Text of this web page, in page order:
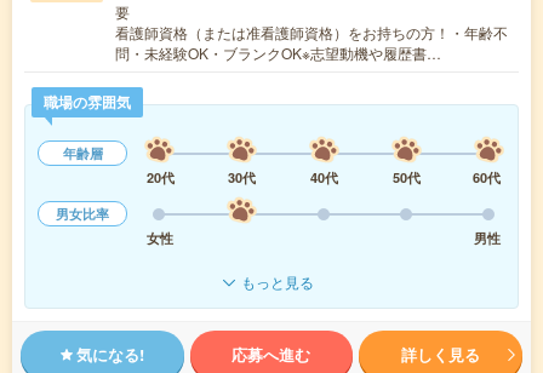
要
看護師資格（または准看護師資格）をお持ちの方！・年齢不
問・未経験OK・ブランクOK※志望動機や履歴書…
職場の雰囲気
年齢層
20代
30代 40代 50代
60代
男女比率
女性
男性
もっと見る
気になる! 応募へ進む 詳しく見る